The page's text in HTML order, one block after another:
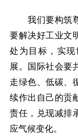
我们要构筑尊
要解决好工业文
处为目标，实
展。国际社会要
走绿色、低碳、
续作出自己的贡
责任，兑现减排
应气候变化。